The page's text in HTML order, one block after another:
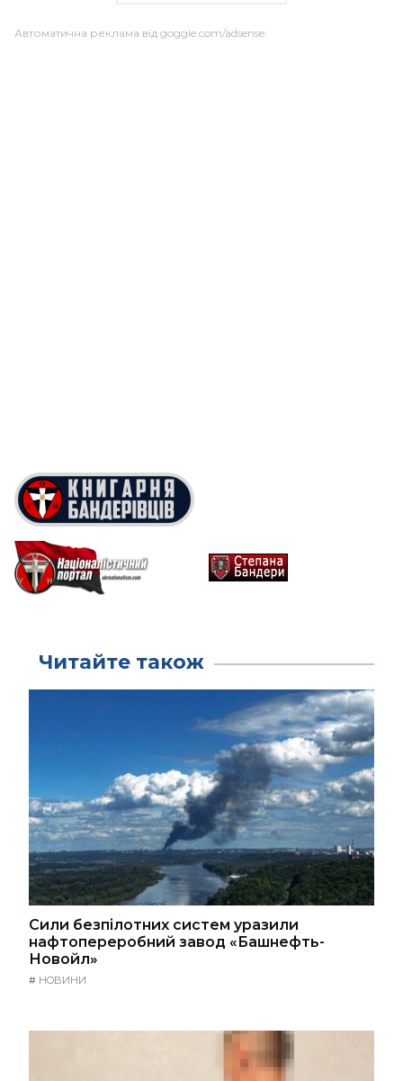
Автоматична реклама від goggle.com/adsense:
Читайте також
Сили безпілотних систем уразили
нафтопереробний завод «Башнефть-
Новойл»
# НОВИНИ